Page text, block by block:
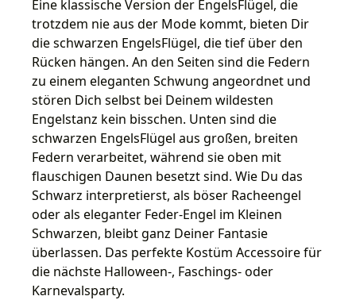
Eine klassische Version der EngelsFlügel, die
trotzdem nie aus der Mode kommt, bieten Dir
die schwarzen EngelsFlügel, die tief über den
Rücken hängen. An den Seiten sind die Federn
zu einem eleganten Schwung angeordnet und
stören Dich selbst bei Deinem wildesten
Engelstanz kein bisschen. Unten sind die
schwarzen EngelsFlügel aus großen, breiten
Federn verarbeitet, während sie oben mit
flauschigen Daunen besetzt sind. Wie Du das
Schwarz interpretierst, als böser Racheengel
oder als eleganter Feder-Engel im Kleinen
Schwarzen, bleibt ganz Deiner Fantasie
überlassen. Das perfekte Kostüm Accessoire für
die nächste Halloween-, Faschings- oder
Karnevalsparty.